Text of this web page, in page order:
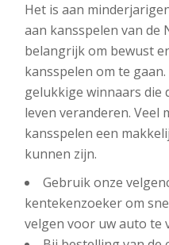
Het is aan
aan kansspelen van de
belangrijk om bewust
kansspelen om te
gelukkige winnaars die
leven veranderen. Veel
kansspelen een
kunnen zijn.
Gebruik onze
kentekenzoeker om
velgen voor uw auto te